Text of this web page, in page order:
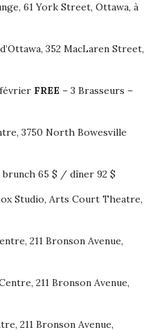
61 York Street, Ottawa, à
352 MacLaren Street,
FREE – 3 Brasseurs –
3750 North Bowesville
brunch 65 $ / dîner 92 $
Studio, Arts Court Theatre,
211 Bronson Avenue,
211 Bronson Avenue,
211 Bronson Avenue,